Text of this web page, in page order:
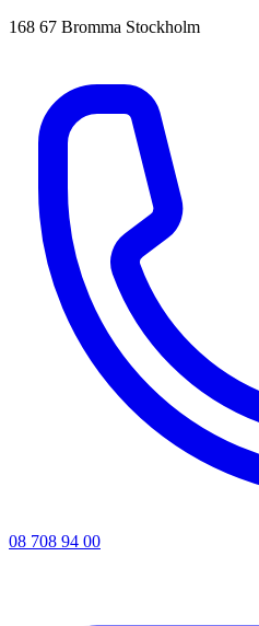
168 67 Bromma Stockholm
08 708 94 00